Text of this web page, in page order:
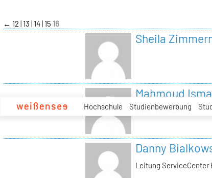
Hochschule Studienbewerbung
← 12 13 14 15 16
Sheila
Mahmoud
Tutor Tonstudio
Danny
Leitung ServiceCenter